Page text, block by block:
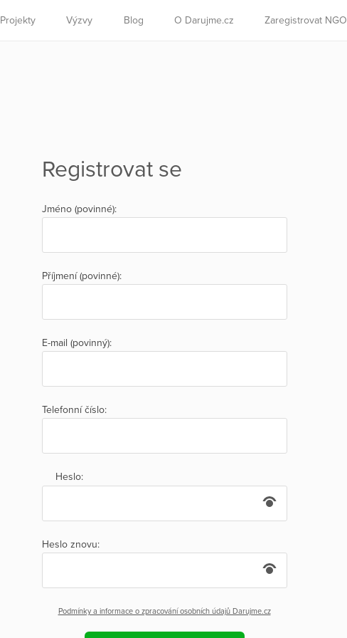
Projekty Výzvy Blog O Darujme.cz Zaregistrovat NGO
Registrovat se
Jméno (povinné):
Příjmení (povinné):
E-mail (povinný):
Telefonní číslo:
Heslo:
Heslo znovu:
Podmínky a informace o zpracování osobních údajů Darujme.cz